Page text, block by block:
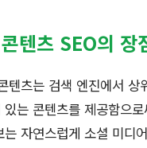
텐츠 SEO의 장
텐츠는 검색 엔진에서
있는 콘텐츠를 제공함으
는 자연스럽게 소셜 미디